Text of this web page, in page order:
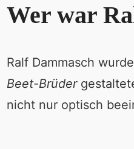
Wer war
Ralf Dammasch
Beet-Brüder
nicht nur optisch